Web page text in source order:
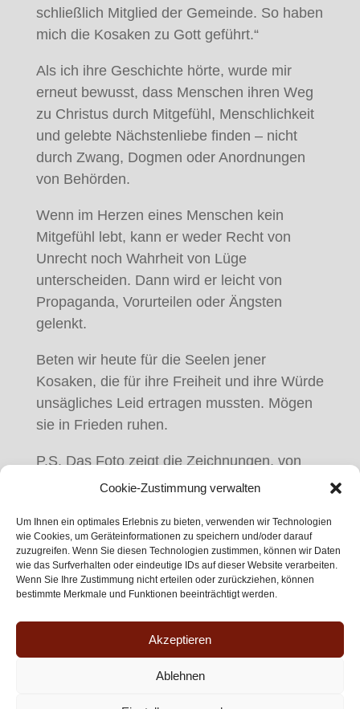
Cookie-Zustimmung verwalten
Um Ihnen ein optimales Erlebnis zu bieten, verwenden wir Technologien
wie Cookies, um Geräteinformationen zu speichern und/oder darauf
zuzugreifen. Wenn Sie diesen Technologien zustimmen, können wir Daten
wie das Surfverhalten oder eindeutige IDs auf dieser Website verarbeiten.
Wenn Sie Ihre Zustimmung nicht erteilen oder zurückziehen, können
bestimmte Merkmale und Funktionen beeinträchtigt werden.
Akzeptieren
Ablehnen
schließlich Mitglied der Gemeinde. So haben
mich die Kosaken zu Gott geführt.“
Als ich ihre Geschichte hörte, wurde mir
erneut bewusst, dass Menschen ihren Weg
zu Christus durch Mitgefühl, Menschlichkeit
und gelebte Nächstenliebe finden – nicht
durch Zwang, Dogmen oder Anordnungen
von Behörden.
Wenn im Herzen eines Menschen kein
Mitgefühl lebt, kann er weder Recht von
Unrecht noch Wahrheit von Lüge
unterscheiden. Dann wird er leicht von
Propaganda, Vorurteilen oder Ängsten
gelenkt.
Beten wir heute für die Seelen jener
Kosaken, die für ihre Freiheit und ihre Würde
unsägliches Leid ertragen mussten. Mögen
sie in Frieden ruhen.
P.S. Das Foto zeigt die Zeichnungen, von
denen Emma in ihrer Erinnerung berichtet.
Владимир Мелихов
© 2025 | Verein zum Gedenken an die Lienzer
Kosakentragödie vom 1. Juni 1945 e.V. (gegründet
1957)